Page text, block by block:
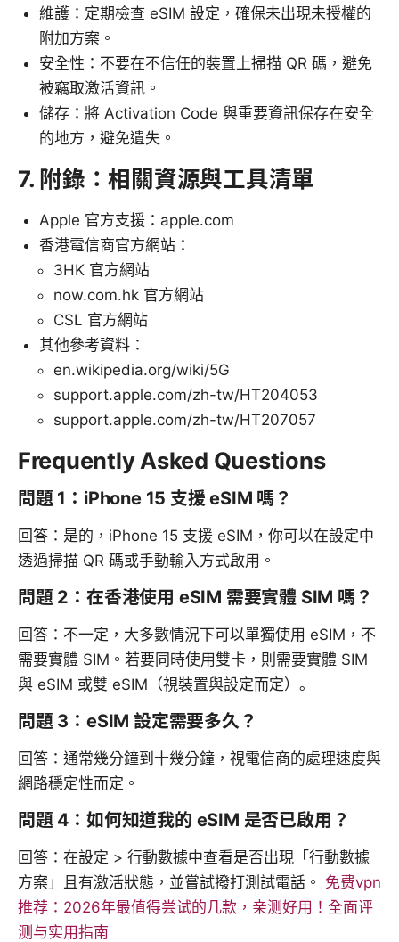
維護：定期檢查 eSIM 設定，確保未出現未授權的
附加方案。
安全性：不要在不信任的裝置上掃描 QR 碼，避免
被竊取激活資訊。
儲存：將 Activation Code 與重要資訊保存在安全
的地方，避免遺失。
7. 附錄：相關資源與工具清單
Apple 官方支援：apple.com
香港電信商官方網站：
3HK 官方網站
now.com.hk 官方網站
CSL 官方網站
其他參考資料：
en.wikipedia.org/wiki/5G
support.apple.com/zh-tw/HT204053
support.apple.com/zh-tw/HT207057
Frequently Asked Questions
問題 1：iPhone 15 支援 eSIM 嗎？
回答：是的，iPhone 15 支援 eSIM，你可以在設定中
透過掃描 QR 碼或手動輸入方式啟用。
問題 2：在香港使用 eSIM 需要實體 SIM 嗎？
回答：不一定，大多數情況下可以單獨使用 eSIM，不
需要實體 SIM。若要同時使用雙卡，則需要實體 SIM
與 eSIM 或雙 eSIM（視裝置與設定而定）。
問題 3：eSIM 設定需要多久？
回答：通常幾分鐘到十幾分鐘，視電信商的處理速度與
網路穩定性而定。
問題 4：如何知道我的 eSIM 是否已啟用？
回答：在設定 > 行動數據中查看是否出現「行動數據
方案」且有激活狀態，並嘗試撥打測試電話。 免费vpn
推荐：2026年最值得尝试的几款，亲测好用！全面评
测与实用指南